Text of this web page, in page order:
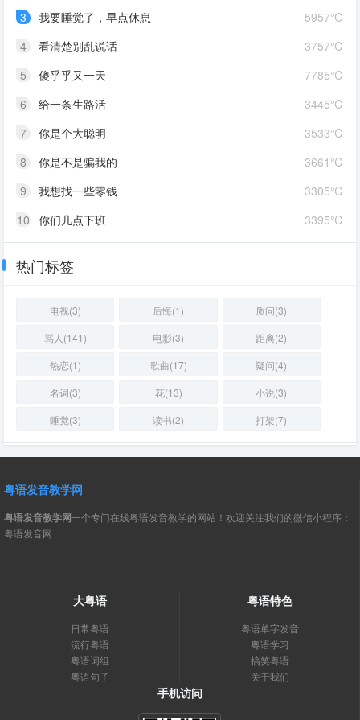
5957℃
3
我要睡觉了，早点休息
3757℃
4
看清楚别乱说话
7785℃
5
傻乎乎又一天
3445℃
6
给一条生路活
3533℃
7
你是个大聪明
3661℃
8
你是不是骗我的
3305℃
9
我想找一些零钱
3395℃
10 你们几点下班
热门标签
电视(3) 后悔(1)
质问(3)
骂人(141)
电影(3)
距离(2)
热恋(1)
歌曲(17)
疑问(4)
名词(3)
花(13)
小说(3)
睡觉(3)
读书(2) 打架(7)
粤语发音教学网
粤语发音教学网一个专门在线粤语发音教学的网站！欢迎关注我们的微信小程序：
粤语发音网
大粤语
日常粤语
流行粤语
粤语词组
粤语句子
粤语特色
粤语单字发音
粤语学习
搞笑粤语
关于我们
手机访问